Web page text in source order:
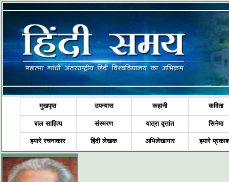
मुखपृष्ठ उपन्यास कहानी कविता
बाल साहित्य संस्मरण यात्रा वृत्तांत सिनेमा
हमारे रचनाकार हिंदी लेखक अभिलेखागार हमारे